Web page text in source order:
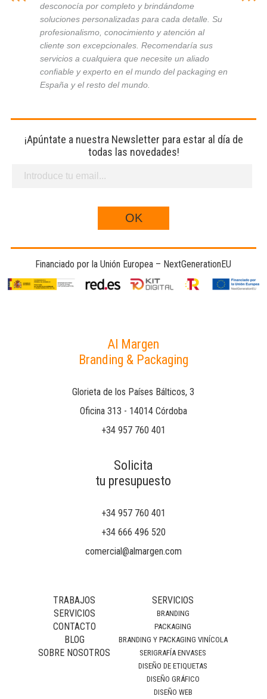
desconocía por completo y brindándome
soluciones personalizadas para cada detalle. Su
profesionalismo, conocimiento y atención al
cliente son excepcionales. Recomendaría sus
servicios a cualquiera que necesite un aliado
confiable y experto en el mundo del packaging en
España y el resto del mundo.
¡Apúntate a nuestra Newsletter para estar al día de
todas las novedades!
Financiado por la Unión Europea – NextGenerationEU
Al Margen
Branding & Packaging
Glorieta de los Países Bálticos, 3
Oficina 313 - 14014 Córdoba
+34 957 760 401
Solicita
tu presupuesto
+34 957 760 401
+34 666 496 520
comercial@almargen.com
TRABAJOS
SERVICIOS
CONTACTO
BLOG
SOBRE NOSOTROS
SERVICIOS
BRANDING
PACKAGING
BRANDING Y PACKAGING VINÍCOLA
SERIGRAFÍA ENVASES
DISEÑO DE ETIQUETAS
DISEÑO GRÁFICO
DISEÑO WEB